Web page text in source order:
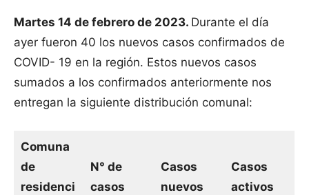
Martes 14 de febrero de 2023. Durante el día
ayer fueron 40 los nuevos casos confirmados de
COVID- 19 en la región. Estos nuevos casos
sumados a los confirmados anteriormente nos
entregan la siguiente distribución comunal:
Comuna
de
residenci
N° de
casos
Casos
nuevos
Casos
activos